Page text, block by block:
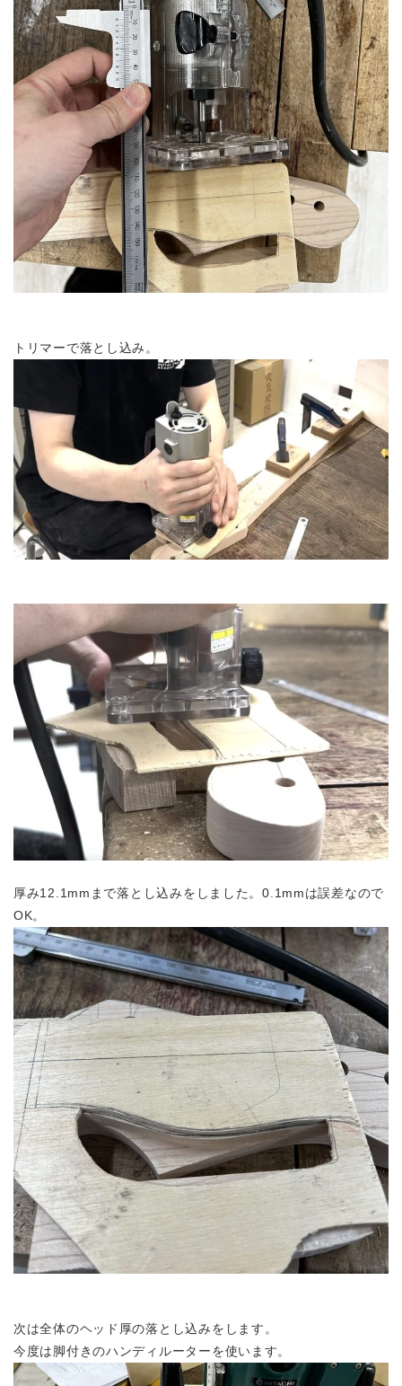
トリマーで落とし込み。
厚み12.1mmまで落とし込みをしました。0.1mmは誤差なので
OK。
次は全体のヘッド厚の落とし込みをします。
今度は脚付きのハンディルーターを使います。